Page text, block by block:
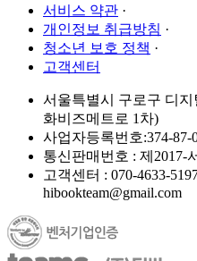
서비스 약관 ·
개인정보 취급방침 ·
청소년 보호 정책 ·
고객센터
서울특별시 구로구 디지
화비즈메트로 1차)
사업자등록번호:374-87-
통신판매번호 : 제2017-
고객센터 : 070-4633-
hibookteam@gmail.com